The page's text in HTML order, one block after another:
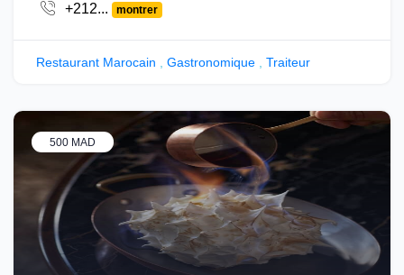
+212...
montrer
Restaurant Marocain Gastronomique Traiteur
500 MAD